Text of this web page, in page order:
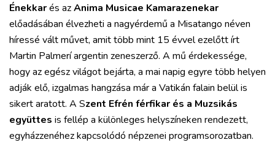
Énekkarés azAnima Musicae Kamarazenekar
előadásában élvezheti a nagyérdemű a Misatango néven
híressé vált művet, amit több mint 15 évvel ezelőtt írt
Martin Palmerí argentin zeneszerző. A mű érdekessége,
hogy az egész világot bejárta, a mai napig egyre több helyen
adják elő, izgalmas hangzása már a Vatikán falain belül is
sikert aratott. A Szent Efrén férfikar és a Muzsikás
együttes is fellép a különleges helyszíneken rendezett,
egyházzenéhez kapcsolódó népzenei programsorozatban.